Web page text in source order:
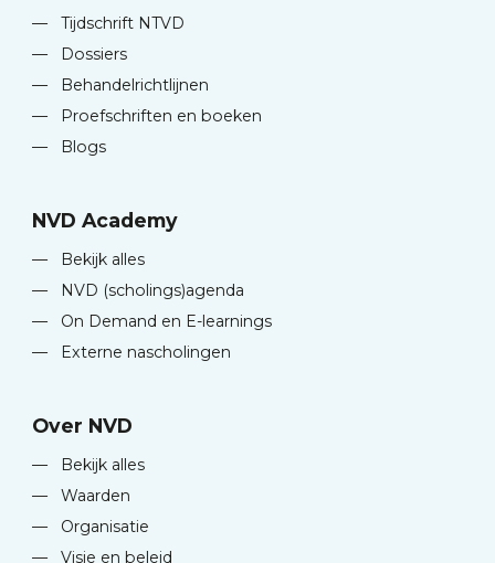
—
Tijdschrift NTVD
—
Dossiers
—
Behandelrichtlijnen
—
Proefschriften en boeken
—
Blogs
NVD Academy
—
Bekijk alles
—
NVD (scholings)agenda
—
On Demand en E-learnings
—
Externe nascholingen
Over NVD
—
Bekijk alles
—
Waarden
—
Organisatie
—
Visie en beleid